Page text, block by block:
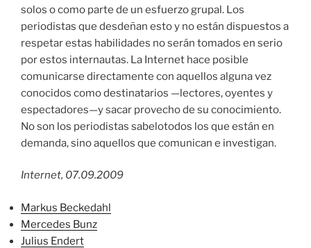
solos o como parte de un esfuerzo grupal. Los
periodistas que desdeñan esto y no están dispuestos a
respetar estas habilidades no serán tomados en serio
por estos internautas. La Internet hace posible
comunicarse directamente con aquellos alguna vez
conocidos como destinatarios —lectores, oyentes y
espectadores—y sacar provecho de su conocimiento.
No son los periodistas sabelotodos los que están en
demanda, sino aquellos que comunican e investigan.
Internet, 07.09.2009
Markus Beckedahl
Mercedes Bunz
Julius Endert